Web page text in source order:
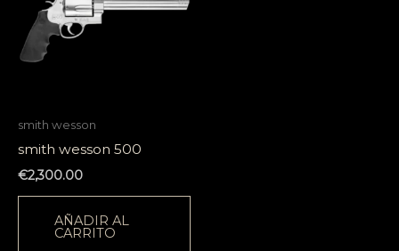
smith wesson
smith wesson 500
€2,300.00
AÑADIR AL
CARRITO